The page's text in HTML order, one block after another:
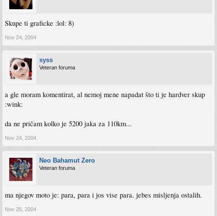
Skupe ti graficke :lol: 8)
Nov 24, 2004
syss
Veteran foruma
a gle moram komentirat, al nemoj mene napadat što ti je hardver skup
:wink:
da ne pričam kolko je 5200 jaka za 110km...
Nov 24, 2004
Neo Bahamut Zero
Veteran foruma
ma njegov moto je: para, para i jos vise para. jebes misljenja ostalih.
Nov 25, 2004